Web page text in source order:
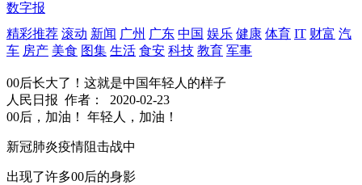
数字报
精彩推荐 滚动 新闻 广州 广东 中国 娱乐 健康 体育 IT 财富 汽
车 房产 美食 图集 生活 食安 科技 教育 军事
00后长大了！这就是中国年轻人的样子
人民日报 作者：
2020-02-23
00后，加油！ 年轻人，加油！
新冠肺炎疫情阻击战中
出现了许多00后的身影